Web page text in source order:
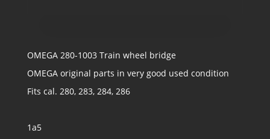
OMEGA 280-1003 Train wheel bridge
OMEGA original parts in very good used condition
Fits cal. 280, 283, 284, 286
1a5